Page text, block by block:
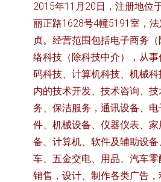
2015年11月20日，注册地位
丽正路1628号4幢5191室，
贞。经营范围包括电子商务
络科技（除科技中介），从
码科技、计算机科技、机械
内的技术开发、技术咨询、
务、保洁服务，通讯设备、
件、机械设备、仪器仪表、
备、计算机、软件及辅助设
车、五金交电、用品、汽车
销售，设计、制作各类广告